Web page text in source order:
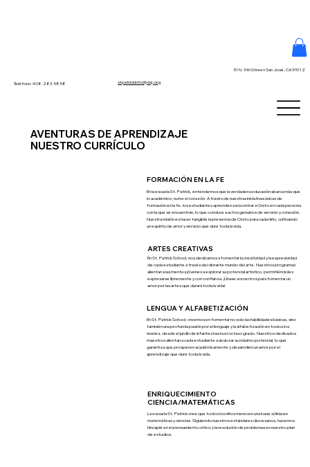
Teléfono 408.283.5858 stpatrickinfo@dsj.org
51 N. 9th Street San José, CA 95112
AVENTURAS DE APRENDIZAJE
NUESTRO CURRÍCULO
FORMACIÓN EN LA FE
En la escuela St. Patrick, entendemos que la verdadera educación abarca más que
lo académico; nutre el corazón. A través de nuestras iniciativas únicas de
formación en la fe, los estudiantes aprenden a encontrar a Cristo en cada persona
con la que se encuentran, lo que conduce a actos genuinos de servicio y conexión.
Nuestra misión es hacer tangible la presencia de Cristo para cada niño, cultivando
un espíritu de amor y servicio que dure toda la vida.
ARTES CREATIVAS
En St. Patrick School, nos dedicamos a fomentar la creatividad y la expresividad
de cada estudiante a través del vibrante mundo del arte. Nuestros programas
alientan a las mentes jóvenes a explorar su potencial artístico, permitiéndoles
expresarse libremente y con confianza. ¡Únase a nosotros para fomentar un
amor por las artes que durará toda la vida!
LENGUA Y ALFABETIZACIÓN
En St. Patrick School, creemos en fomentar no solo las habilidades básicas, sino
también una profunda pasión por el lenguaje y la alfabetización en todos los
niveles, desde el jardín de infantes hasta el octavo grado. Nuestros dedicados
maestros alientan a cada estudiante a alcanzar su máximo potencial, lo que
garantiza que prosperen académicamente y desarrollen un amor por el
aprendizaje que dure toda la vida.
ENRIQUECIMIENTO
CIENCIA/MATEMÁTICAS
La escuela St. Patrick cree que todos los niños merecen una base sólida en
matemáticas y ciencias. Siguiendo nuestros estándares diocesanos, hacemos
hincapié en el pensamiento crítico y la resolución de problemas en nuestro plan
de estudios.